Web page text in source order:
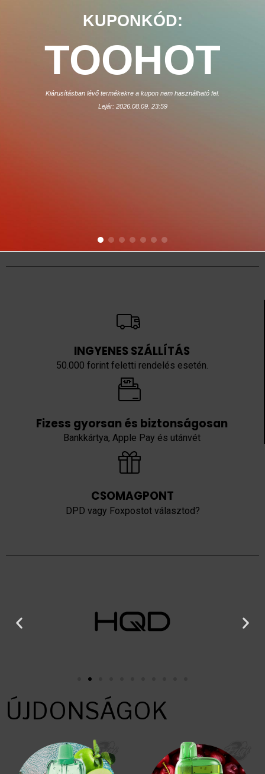
KUPONKÓD:
TOOHOT
Kiárusításban lévő termékekre a kupon nem használható fel.
Lejár: 2026.08.09. 23:59
INGYENES SZÁLLÍTÁS
50.000 forint feletti rendelés esetén.
Fizess gyorsan és biztonságosan
Bankkártya, Apple Pay és utánvét
CSOMAGPONT
DPD vagy Foxpostot választod?
ÚJDONSÁGOK